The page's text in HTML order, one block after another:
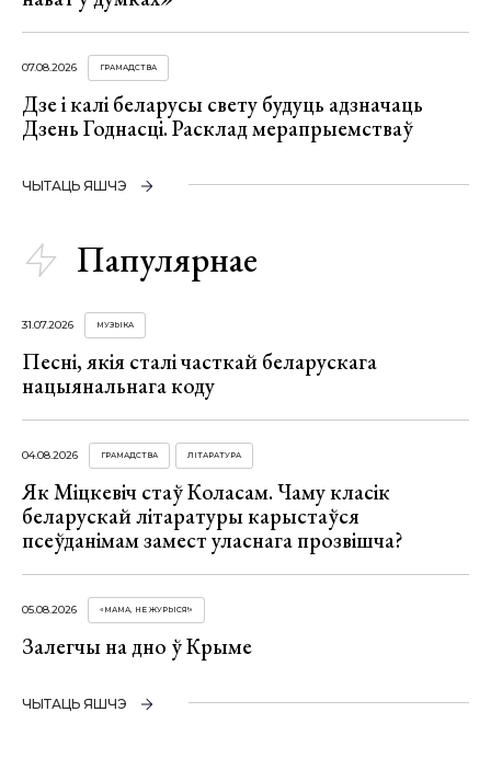
07.08.2026 ГРАМАДСТВА
Дзе і калі беларусы свету будуць адзначаць
Дзень Годнасці. Расклад мерапрыемстваў
ЧЫТАЦЬ ЯШЧЭ
Папулярнае
31.07.2026 МУЗЫКА
Песні, якія сталі часткай беларускага
нацыянальнага коду
04.08.2026 ГРАМАДСТВА ЛІТАРАТУРА
Як Міцкевіч стаў Коласам. Чаму класік
беларускай літаратуры карыстаўся
псеўданімам замест уласнага прозвішча?
05.08.2026 «МАМА, НЕ ЖУРЫСЯ!»
Залегчы на дно ў Крыме
ЧЫТАЦЬ ЯШЧЭ